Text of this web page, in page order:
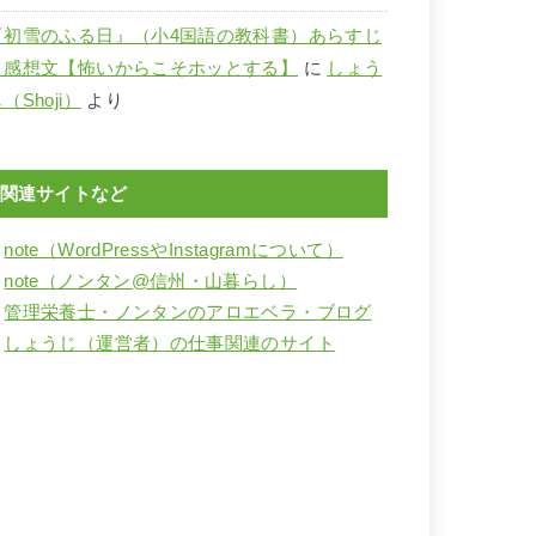
初雪のふる日』（小4国語の教科書）あらすじ
感想文【怖いからこそホッとする】
に しょう
Shoji）
より
関連サイトなど
note（WordPressやInstagramについて）
note（ノンタン@信州・山暮らし）
管理栄養士・ノンタンのアロエベラ・ブログ
しょうじ（運営者）の仕事関連のサイト